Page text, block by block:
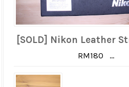
[SOLD] Nikon Leather
RM180 ...